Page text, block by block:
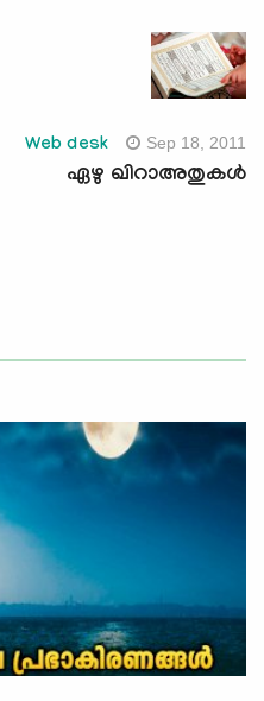
Web desk Sep 18, 2011
ഏഴു ഖിറാഅതുകള്‍